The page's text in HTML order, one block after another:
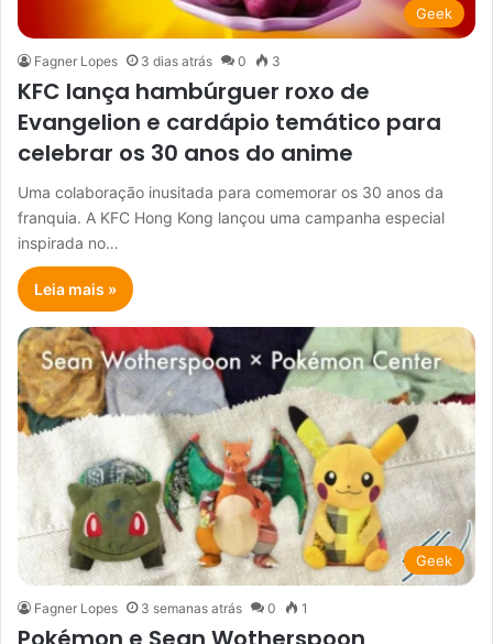
Geek
Fagner Lopes 3 dias atrás 0 3
KFC lança hambúrguer roxo de
Evangelion e cardápio temático para
celebrar os 30 anos do anime
Uma colaboração inusitada para comemorar os 30 anos da
franquia. A KFC Hong Kong lançou uma campanha especial
inspirada no…
Leia mais »
Geek
Fagner Lopes 3 semanas atrás 0 1